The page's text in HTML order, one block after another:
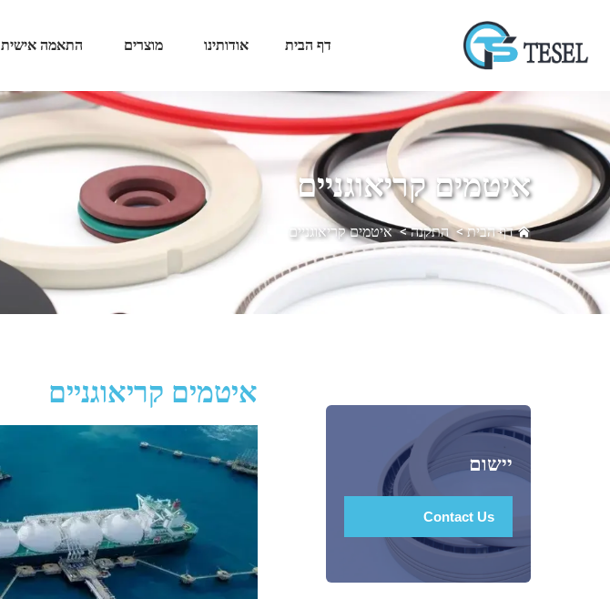
דף הבית אודותינו מוצרים התאמה אישית
איטמים קריאוגניים
דף הבית>התקנה>איטמים קריאוגניים
יישום
Contact Us
איטמים קריאוגניים